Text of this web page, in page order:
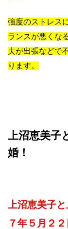
強度のストレス
ランスが悪くな
夫が出張などで
ります。
上沼恵美子
婚！
上沼恵美子
７年５月２２